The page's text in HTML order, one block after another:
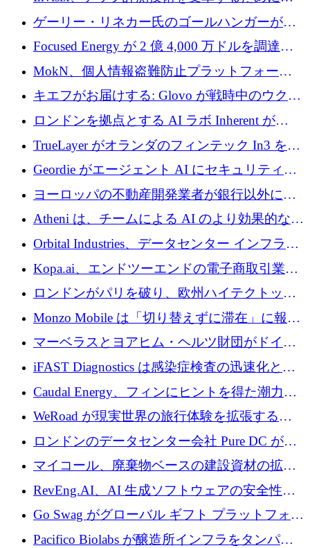
2,000 万ユーロのシードラウンドを完了
ゲーリー・リネカー氏のゴールハンガーがVC
事業を開始
Focused Energy が 2 億 4,000 万ドルを調達、
TrueLayer が In3 を買収、ロンドンが首位の座
を奪還
MokN、個人情報盗難防止プラットフォーム
の成長のためにシリーズ A で 1,500 万ドルを
調達
キエフがお届けする: Glovo が戦時中のウクラ
イナで最も急速に成長する市場の 1 つをどの
ように拡大したか
ロンドンを拠点とする AI ラボ Inherent が
5,000 万ドルの資金調達でステルスから浮上
TrueLayer がオランダのフィンテック In3 を買
収、チェックアウト時にクレジットを提供
Geordie がエージェント AI にセキュリティと
ガバナンスをもたらすために 3,000 万ドルを
ヨーロッパの不動産開発業者が銀行以外にも
目を向けているため、InRentoの資金調達額は
1億ユーロを突破
Atheni は、チームによる AI のより効果的な使
用を支援するために 35 万ポンドを確保
Orbital Industries、データセンター インフラス
トラクチャ システムの拡張に 5,000 万ドルを
確保
Kopa.ai、エンドツーエンドの電子商取引業務
用の AI エージェントを構築するために 200
万ユーロを調達
ロンドンがパリを破り、欧州ハイテクトップ
の座を奪還
Monzo Mobile は「切り替えずに滞在」に報酬
を与える
マーベラスとヨアヒム・ヘルツ財団がドイツ
の商業化ギャップを埋めるために2,000万ユー
ロのディープテック基金を立ち上げる
iFAST Diagnostics は感染症検査の迅速化と抗
菌薬耐性への取り組みに 500 万ポンドを寄付
Caudal Energy、フィンにヒントを得た潮力発
電技術の規模拡大に向けて 430 万ポンドを調
WeRoad が現実世界の旅行体験を拡張するた
めに 5,800 万ドルを獲得
ロンドンのデータセンター会社 Pure DC が欧
州と中東の拡張に 27 億ドルを確保
マイコール、廃棄物ベースの建設資材の拡大
に400万ポンドを投資
RevEng.AI、AI 生成ソフトウェアの安全性を
確保するために 1,500 万ドルを調達
Go Swag がグローバル ギフト プラットフォー
ムを拡大するために 500 万ドルを調達
Pacifico Biolabs が醸造所インフラをタンパク